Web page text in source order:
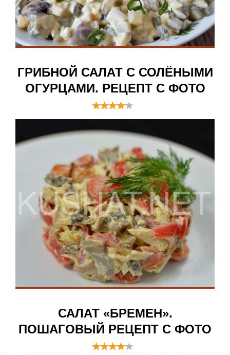
ГРИБНОЙ САЛАТ С СОЛЁНЫМИ
ОГУРЦАМИ. РЕЦЕПТ С ФОТО
САЛАТ «БРЕМЕН».
ПОШАГОВЫЙ РЕЦЕПТ С ФОТО